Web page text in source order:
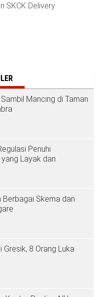
SKCK Delivery
Mancing di Taman
Penuhi
Layak dan
Berbagai Skema dan
Gresik, 8 Orang Luka